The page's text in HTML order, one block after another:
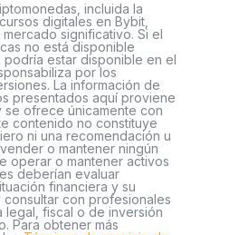
incluida la
digitales en Bybit,
significativo. Si el
no está disponible
podría estar disponible en el
por los
La información de
presentados aquí proviene
ofrece únicamente con
contenido no constituye
ni una recomendación u
o mantener ningún
operar o mantener activos
deberían evaluar
financiera y su
con profesionales
legal, fiscal o de inversión
Para obtener más